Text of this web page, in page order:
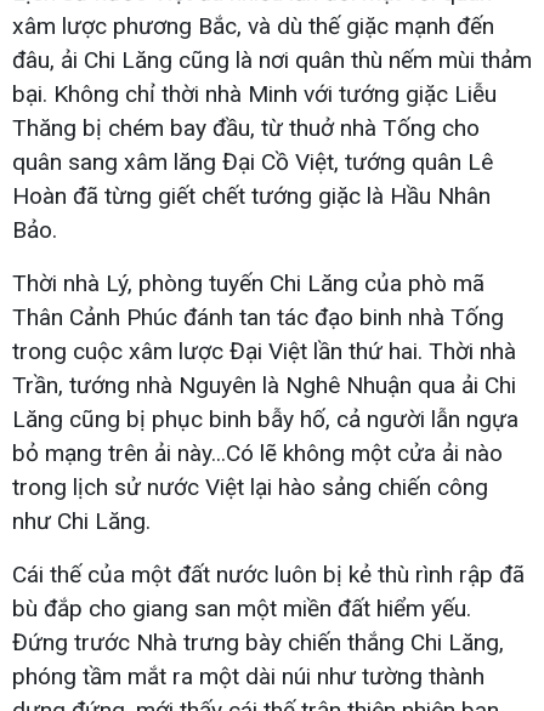
xâm lược phương Bắc, và dù thế giặc mạnh đến
đâu, ải Chi Lăng cũng là nơi quân thù nếm mùi thảm
bại. Không chỉ thời nhà Minh với tướng giặc Liễu
Thăng bị chém bay đầu, từ thuở nhà Tống cho
quân sang xâm lăng Đại Cồ Việt, tướng quân Lê
Hoàn đã từng giết chết tướng giặc là Hầu Nhân
Bảo.
Thời nhà Lý, phòng tuyến Chi Lăng của phò mã
Thân Cảnh Phúc đánh tan tác đạo binh nhà Tống
trong cuộc xâm lược Đại Việt lần thứ hai. Thời nhà
Trần, tướng nhà Nguyên là Nghê Nhuận qua ải Chi
Lăng cũng bị phục binh bẫy hố, cả người lẫn ngựa
bỏ mạng trên ải này...Có lẽ không một cửa ải nào
trong lịch sử nước Việt lại hào sảng chiến công
như Chi Lăng.
Cái thế của một đất nước luôn bị kẻ thù rình rập đã
bù đắp cho giang san một miền đất hiểm yếu.
Đứng trước Nhà trưng bày chiến thắng Chi Lăng,
phóng tầm mắt ra một dài núi như tường thành